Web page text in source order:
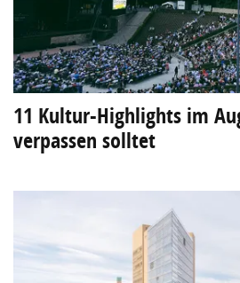
11 Kultur-Highlights im
verpassen solltet